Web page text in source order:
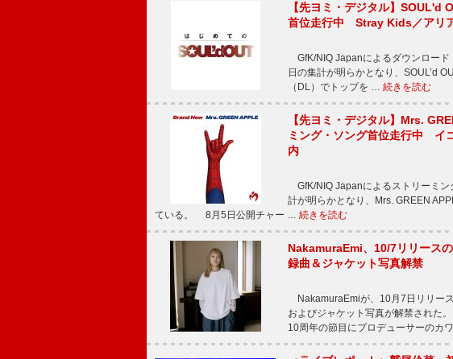
【先ヨミ・デジタル】SOUL'd
首位走行中 Stray Kids／アリ
GfK/NIQ Japanによるダウンロー
日の集計が明らかとなり、SOUL’d
（DL）でトップを … 続きを読む
【先ヨミ・デジタル】Mrs.
ミング・ソング首位走行中 イ
内
GfK/NIQ Japanによるストリーミ
計が明らかとなり、Mrs. GREEN
ている。 8月5日公開チャー … 続きを読む
NakamuraEmi、10/7リリース
録曲＆ジャケット写真解禁
NakamuraEmiが、10月7日リリー
およびジャケット写真が解禁された
10周年の節目にプロデューサーのカ